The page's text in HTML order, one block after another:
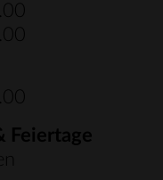
Feiertage